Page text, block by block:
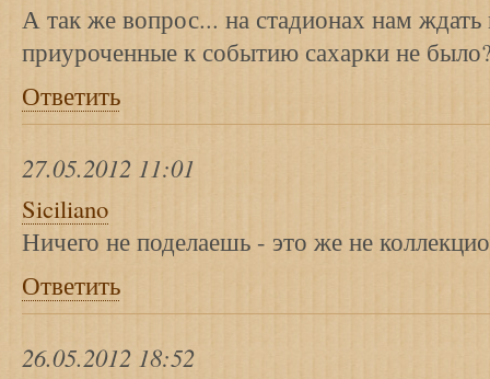
А так же вопрос... на стадионах нам ждать
приуроченные к событию сахарки не
Ответить
27.05.2012 11:01
Siciliano
Ничего не поделаешь - это же не
Ответить
26.05.2012 18:52